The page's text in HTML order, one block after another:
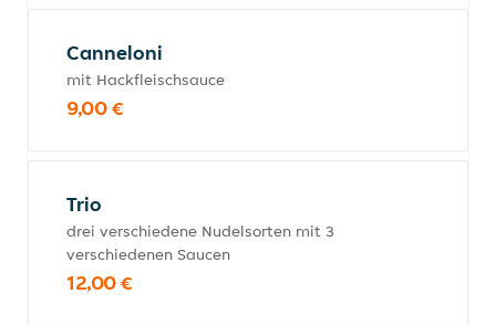
Canneloni
mit Hackfleischsauce
9,00 €
Trio
drei verschiedene Nudelsorten mit 3
verschiedenen Saucen
12,00 €